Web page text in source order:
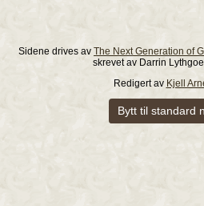
Sidene drives av The Next Generation of
skrevet av Darrin
Redigert av Kjell
Bytt til standard